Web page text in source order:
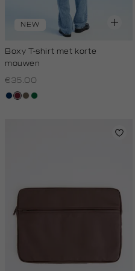
NEW
Boxy T-shirt met korte
mouwen
€35.00
donkerblauw
bordeaux
lichtbruin
donkergroen